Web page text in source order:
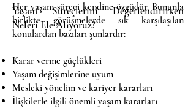
Her yaşam süreci kendine özgüdür. Bununla
birlikte görüşmelerde sık karşılaşılan
konulardan bazıları şunlardır:
Karar verme güçlükleri
Yaşam değişimlerine uyum
Mesleki yönelim ve kariyer kararları
İlişkilerle ilgili önemli yaşam kararları
Yaşam Süreçlerini Değerlendirirken
Neleri Ele Alıyoruz?